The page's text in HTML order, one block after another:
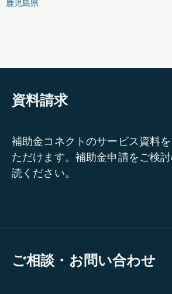
鹿児島県
資料請求
補助金コネクトのサービス資料
ただけます。補助金申請をご検
読ください。
ご相談・お問い合わせ